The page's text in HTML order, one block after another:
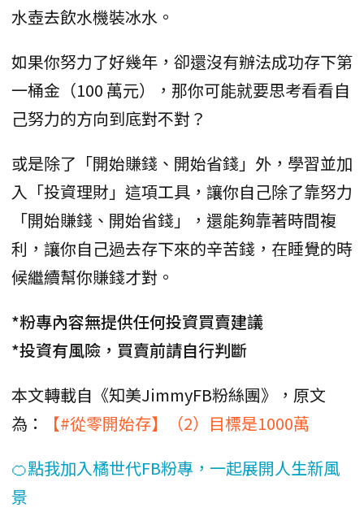
水壺去飲水機裝冰水。
如果你努力了好幾年，卻還沒有辦法成功存下第
一桶金（100 萬元），那你可能就要思考看看自
己努力的方向到底對不對？
或是除了「開始賺錢、開始省錢」外，學習並加
入「投資理財」這項工具，讓你自己除了靠努力
「開始賺錢、開始省錢」，還能夠靠著時間複
利，讓你自己過去存下來的辛苦錢，在睡覺的時
候繼續幫你賺錢才對。
*粉專內容無提供任何投資買賣建議
*投資有風險，買賣前請自行判斷
本文轉載自《知美JimmyFB粉絲團》，原文
為：
【#從零開始存】（2）目標是1000萬
🍊點我加入橘世代FB粉專，一起展開人生新風
景